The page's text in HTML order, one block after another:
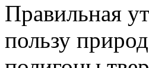
Правильная
пользу